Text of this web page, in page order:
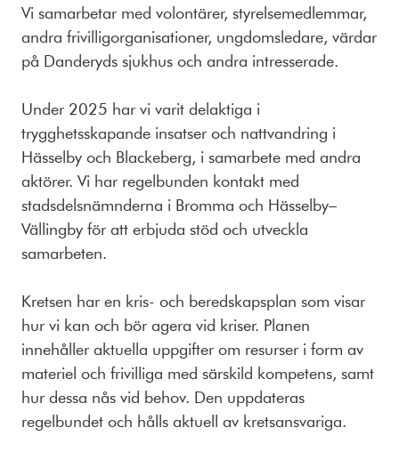
Vi samarbetar med volontärer, styrelsemedlemmar,
andra frivilligorganisationer, ungdomsledare, värdar
på Danderyds sjukhus och andra intresserade.
Under 2025 har vi varit delaktiga i
trygghetsskapande insatser och nattvandring i
Hässelby och Blackeberg, i samarbete med andra
aktörer. Vi har regelbunden kontakt med
stadsdelsnämnderna i Bromma och Hässelby–
Vällingby för att erbjuda stöd och utveckla
samarbeten.
Kretsen har en kris- och beredskapsplan som visar
hur vi kan och bör agera vid kriser. Planen
innehåller aktuella uppgifter om resurser i form av
materiel och frivilliga med särskild kompetens, samt
hur dessa nås vid behov. Den uppdateras
regelbundet och hålls aktuell av kretsansvariga.